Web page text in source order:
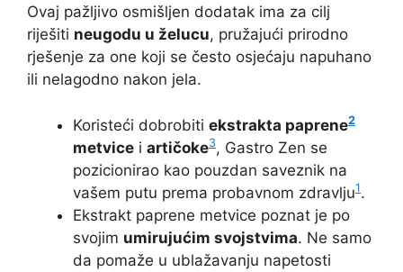
Ovaj pažljivo osmišljen dodatak ima za cilj
riješiti neugodu u želucu, pružajući prirodno
rješenje za one koji se često osjećaju napuhano
ili nelagodno nakon jela.
Koristeći dobrobiti ekstrakta paprene2
metvice i artičoke3, Gastro Zen se
pozicionirao kao pouzdan saveznik na
vašem putu prema probavnom zdravlju1.
Ekstrakt paprene metvice poznat je po
svojim umirujućim svojstvima. Ne samo
da pomaže u ublažavanju napetosti